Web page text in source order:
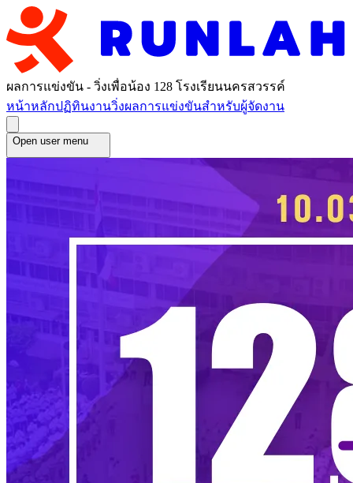
ผลการแข่งขัน - วิ่งเพื่อน้อง 128 โรงเรียนนครสวรรค์
หน้าหลักปฏิทินงานวิ่งผลการแข่งขันสำหรับผู้จัดงาน
Open user menu